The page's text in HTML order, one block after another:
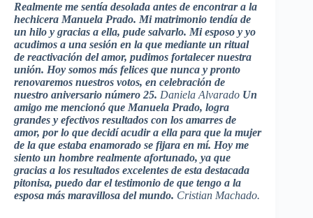
Realmente me sentía desolada antes de encontrar a la
hechicera Manuela Prado. Mi matrimonio tendía de
un hilo y gracias a ella, pude salvarlo. Mi esposo y yo
acudimos a una sesión en la que mediante un ritual
de reactivación del amor, pudimos fortalecer nuestra
unión. Hoy somos más felices que nunca y pronto
renovaremos nuestros votos, en celebración de
nuestro aniversario número 25. Daniela Alvarado Un
amigo me mencionó que Manuela Prado, logra
grandes y efectivos resultados con los amarres de
amor, por lo que decidí acudir a ella para que la mujer
de la que estaba enamorado se fijara en mí. Hoy me
siento un hombre realmente afortunado, ya que
gracias a los resultados excelentes de esta destacada
pitonisa, puedo dar el testimonio de que tengo a la
esposa más maravillosa del mundo. Cristian Machado.